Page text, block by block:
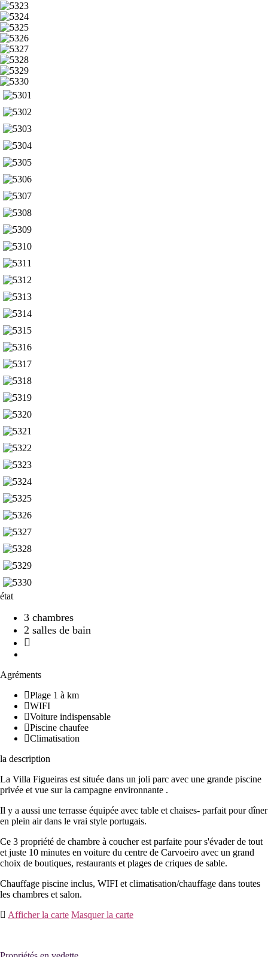
état
3 chambres
2 salles de bain
Agréments
Plage 1 à km
WIFI
Voiture indispensable
Piscine chaufee
Climatisation
la description
La Villa Figueiras est située dans un joli parc avec une grande piscine
privée et vue sur la campagne environnante .
Il y a aussi une terrasse équipée avec table et chaises- parfait pour dîner
en plein air dans le vrai style portugais.
Ce 3 propriété de chambre à coucher est parfaite pour s'évader de tout
et juste 10 minutes en voiture du centre de Carvoeiro avec un grand
choix de boutiques, restaurants et plages de criques de sable.
Chauffage piscine inclus, WIFI et climatisation/chauffage dans toutes
les chambres et salon.
Afficher la carte Masquer la carte